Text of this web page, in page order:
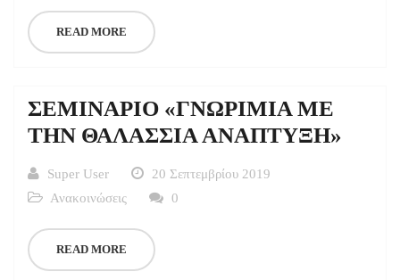
READ MORE
ΣΕΜΙΝΑΡΙΟ «ΓΝΩΡΙΜΙΑ ΜΕ
ΤΗΝ ΘΑΛΑΣΣΙΑ ΑΝΑΠΤΥΞΗ»
Super User
20 Σεπτεμβρίου 2019
Ανακοινώσεις
0
READ MORE